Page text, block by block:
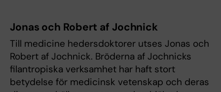
Jonas och Robert af Jochnick
Till medicine hedersdoktorer utses Jonas och
Robert af Jochnick. Bröderna af Jochnicks
filantropiska verksamhet har haft stort
betydelse för medicinsk vetenskap och deras